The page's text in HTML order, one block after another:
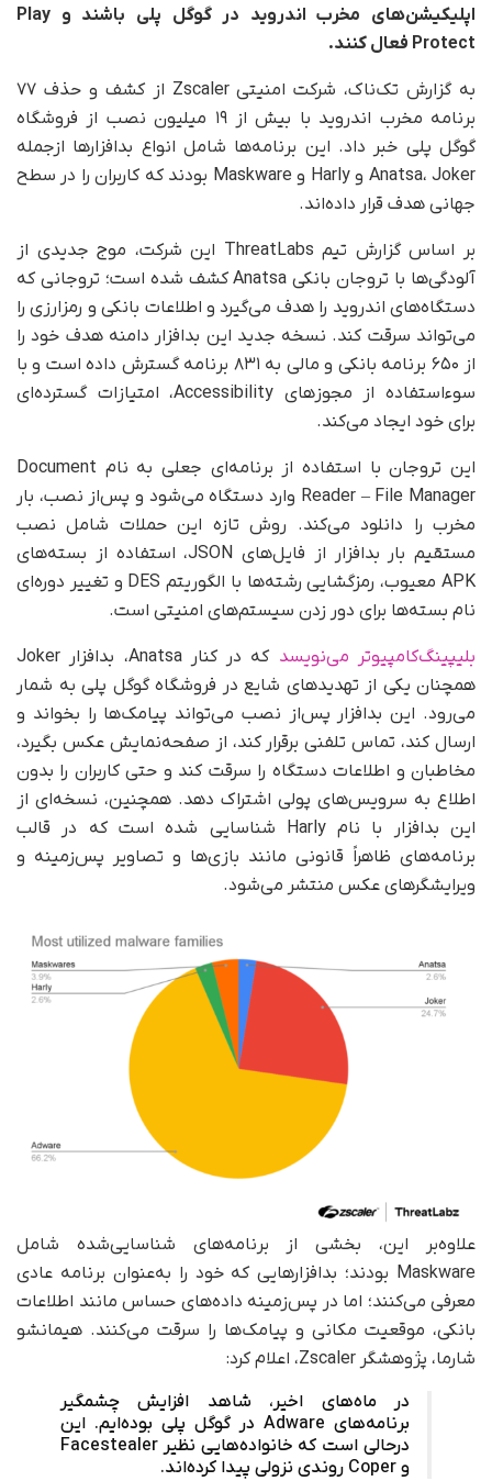
اپلیکیشن‌های مخرب اندروید در گوگل پلی باشند و Play
Protect فعال کنند.
به گزارش تک‌ناک، شرکت امنیتی Zscaler از کشف و حذف ۷۷
برنامه مخرب اندروید با بیش از ۱۹ میلیون نصب از فروشگاه
گوگل پلی خبر داد. این برنامه‌ها شامل انواع بدافزارها ازجمله
Anatsa، Joker و Harly و Maskware بودند که کاربران را در سطح
جهانی هدف قرار داده‌اند.
بر اساس گزارش تیم ThreatLabs این شرکت، موج جدیدی از
آلودگی‌ها با تروجان بانکی Anatsa کشف شده است؛ تروجانی که
دستگاه‌های اندروید را هدف می‌گیرد و اطلاعات بانکی و رمزارزی را
می‌تواند سرقت کند. نسخه جدید این بدافزار دامنه هدف خود را
از ۶۵۰ برنامه بانکی و مالی به ۸۳۱ برنامه گسترش داده است و با
سوءاستفاده از مجوزهای Accessibility، امتیازات گسترده‌ای
برای خود ایجاد می‌کند.
این تروجان با استفاده از برنامه‌ای جعلی به نام Document
Reader – File Manager وارد دستگاه می‌شود و پس‌از نصب، بار
مخرب را دانلود می‌کند. روش تازه این حملات شامل نصب
مستقیم بار بدافزار از فایل‌های JSON، استفاده از بسته‌های
APK معیوب، رمزگشایی رشته‌ها با الگوریتم DES و تغییر دوره‌ای
نام بسته‌ها برای دور زدن سیستم‌های امنیتی است.
بلیپینگ‌کامپیوتر می‌نویسد
که در کنار Anatsa، بدافزار Joker
همچنان یکی از تهدیدهای شایع‌ در فروشگاه گوگل پلی به شمار
می‌رود. این بدافزار پس‌از نصب می‌تواند پیامک‌ها را بخواند و
ارسال کند، تماس تلفنی برقرار کند، از صفحه‌نمایش عکس بگیرد،
مخاطبان و اطلاعات دستگاه را سرقت کند و حتی کاربران را بدون
اطلاع به سرویس‌های پولی اشتراک دهد. همچنین، نسخه‌ای از
این بدافزار با نام Harly شناسایی شده است که در قالب
برنامه‌های ظاهراً قانونی مانند بازی‌ها و تصاویر پس‌زمینه و
ویرایشگرهای عکس منتشر می‌شود.
علاوه‌بر این، بخشی از برنامه‌های شناسایی‌شده شامل
Maskware بودند؛ بدافزارهایی که خود را به‌عنوان برنامه عادی
معرفی می‌کنند؛ اما در پس‌زمینه داده‌های حساس مانند اطلاعات
بانکی، موقعیت مکانی و پیامک‌ها را سرقت می‌کنند. هیمانشو
شارما، پژوهشگر Zscaler، اعلام کرد:
در ماه‌های اخیر، شاهد افزایش چشمگیر
برنامه‌های Adware در گوگل پلی بوده‌ایم. این
درحالی است که خانواده‌هایی نظیر Facestealer
و Coper روندی نزولی پیدا کرده‌اند.